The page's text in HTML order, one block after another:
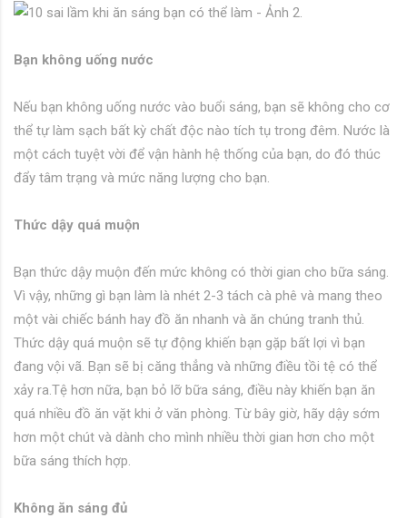
Bạn không uống nước
Nếu bạn không uống nước vào buổi sáng, bạn sẽ không cho cơ
thể tự làm sạch bất kỳ chất độc nào tích tụ trong đêm. Nước là
một cách tuyệt vời để vận hành hệ thống của bạn, do đó thúc
đẩy tâm trạng và mức năng lượng cho bạn.
Thức dậy quá muộn
Bạn thức dậy muộn đến mức không có thời gian cho bữa sáng.
Vì vậy, những gì bạn làm là nhét 2-3 tách cà phê và mang theo
một vài chiếc bánh hay đồ ăn nhanh và ăn chúng tranh thủ.
Thức dậy quá muộn sẽ tự động khiến bạn gặp bất lợi vì bạn
đang vội vã. Bạn sẽ bị căng thẳng và những điều tồi tệ có thể
xảy ra.Tệ hơn nữa, bạn bỏ lỡ bữa sáng, điều này khiến bạn ăn
quá nhiều đồ ăn vặt khi ở văn phòng. Từ bây giờ, hãy dậy sớm
hơn một chút và dành cho mình nhiều thời gian hơn cho một
bữa sáng thích hợp.
Không ăn sáng đủ